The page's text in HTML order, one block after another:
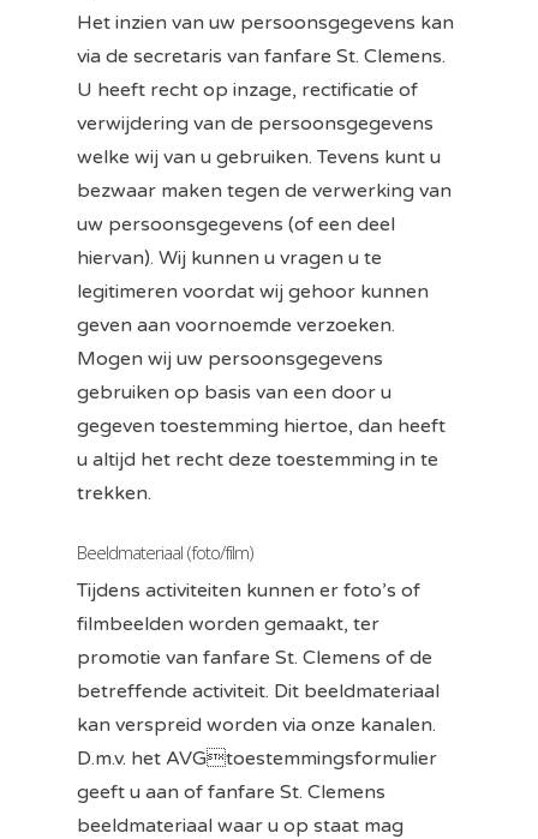
Het inzien van uw persoonsgegevens kan
via de secretaris van fanfare St. Clemens.
U heeft recht op inzage, rectificatie of
verwijdering van de persoonsgegevens
welke wij van u gebruiken. Tevens kunt u
bezwaar maken tegen de verwerking van
uw persoonsgegevens (of een deel
hiervan). Wij kunnen u vragen u te
legitimeren voordat wij gehoor kunnen
geven aan voornoemde verzoeken.
Mogen wij uw persoonsgegevens
gebruiken op basis van een door u
gegeven toestemming hiertoe, dan heeft
u altijd het recht deze toestemming in te
trekken.
Beeldmateriaal (foto/film)
Tijdens activiteiten kunnen er foto’s of
filmbeelden worden gemaakt, ter
promotie van fanfare St. Clemens of de
betreffende activiteit. Dit beeldmateriaal
kan verspreid worden via onze kanalen.
D.m.v. het AVGtoestemmingsformulier
geeft u aan of fanfare St. Clemens
beeldmateriaal waar u op staat mag